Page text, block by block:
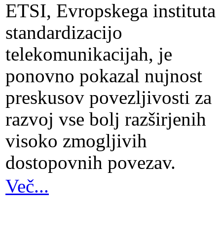
ETSI, Evropskega instituta
standardizacijo
telekomunikacijah, je
ponovno pokazal nujnost
preskusov povezljivosti za
razvoj vse bolj razširjenih
visoko zmogljivih
dostopovnih povezav.
Več...